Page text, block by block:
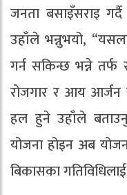
जनता बसाइँसराइ
उहाँले भन्नुभयो,
गर्न सकिन्छ भन्ने तर्फ
रोजगार र आय
हल हुने उहाँले
योजना होइन अब
बिकासका